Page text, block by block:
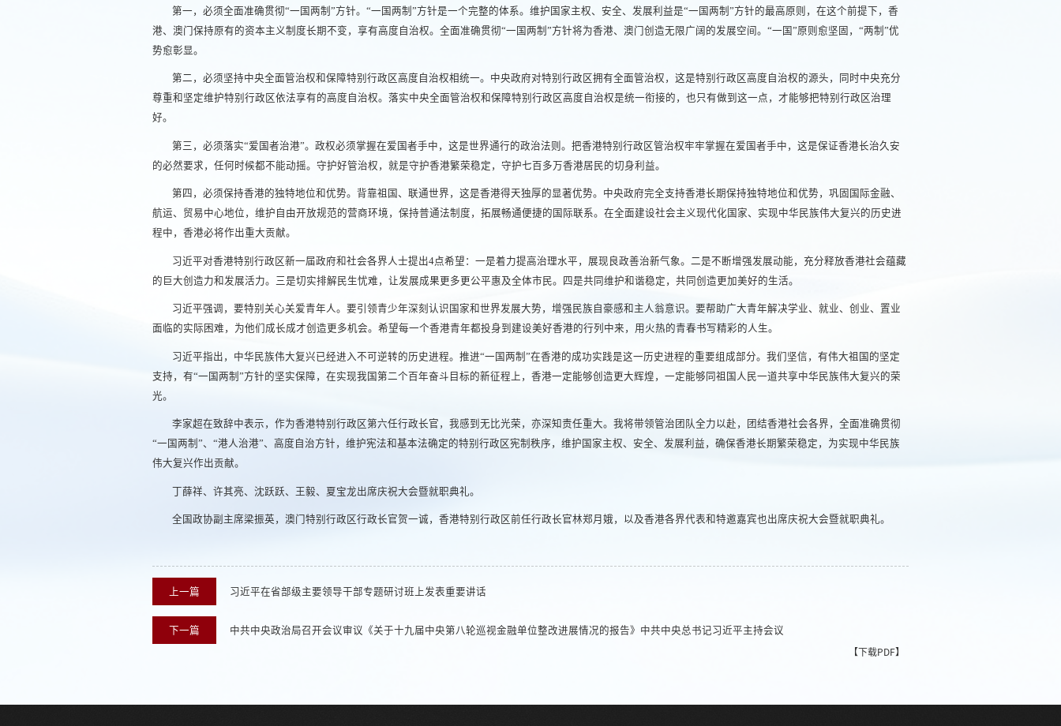
第一，必须全面准确贯彻“一国两制”方针。“一国两制”方针是一个完整的体系。维护国家主权、安全、发展利益是“一国两制”方针的最高原则，在这个前提下，香
港、澳门保持原有的资本主义制度长期不变，享有高度自治权。全面准确贯彻“一国两制”方针将为香港、澳门创造无限广阔的发展空间。“一国”原则愈坚固，“两制”优
势愈彰显。
第二，必须坚持中央全面管治权和保障特别行政区高度自治权相统一。中央政府对特别行政区拥有全面管治权，这是特别行政区高度自治权的源头，同时中央充分
尊重和坚定维护特别行政区依法享有的高度自治权。落实中央全面管治权和保障特别行政区高度自治权是统一衔接的，也只有做到这一点，才能够把特别行政区治理
好。
第三，必须落实“爱国者治港”。政权必须掌握在爱国者手中，这是世界通行的政治法则。把香港特别行政区管治权牢牢掌握在爱国者手中，这是保证香港长治久安
的必然要求，任何时候都不能动摇。守护好管治权，就是守护香港繁荣稳定，守护七百多万香港居民的切身利益。
第四，必须保持香港的独特地位和优势。背靠祖国、联通世界，这是香港得天独厚的显著优势。中央政府完全支持香港长期保持独特地位和优势，巩固国际金融、
航运、贸易中心地位，维护自由开放规范的营商环境，保持普通法制度，拓展畅通便捷的国际联系。在全面建设社会主义现代化国家、实现中华民族伟大复兴的历史进
程中，香港必将作出重大贡献。
习近平对香港特别行政区新一届政府和社会各界人士提出4点希望：一是着力提高治理水平，展现良政善治新气象。二是不断增强发展动能，充分释放香港社会蕴藏
的巨大创造力和发展活力。三是切实排解民生忧难，让发展成果更多更公平惠及全体市民。四是共同维护和谐稳定，共同创造更加美好的生活。
习近平强调，要特别关心关爱青年人。要引领青少年深刻认识国家和世界发展大势，增强民族自豪感和主人翁意识。要帮助广大青年解决学业、就业、创业、置业
面临的实际困难，为他们成长成才创造更多机会。希望每一个香港青年都投身到建设美好香港的行列中来，用火热的青春书写精彩的人生。
习近平指出，中华民族伟大复兴已经进入不可逆转的历史进程。推进“一国两制”在香港的成功实践是这一历史进程的重要组成部分。我们坚信，有伟大祖国的坚定
支持，有“一国两制”方针的坚实保障，在实现我国第二个百年奋斗目标的新征程上，香港一定能够创造更大辉煌，一定能够同祖国人民一道共享中华民族伟大复兴的荣
光。
李家超在致辞中表示，作为香港特别行政区第六任行政长官，我感到无比光荣，亦深知责任重大。我将带领管治团队全力以赴，团结香港社会各界，全面准确贯彻
“一国两制”、“港人治港”、高度自治方针，维护宪法和基本法确定的特别行政区宪制秩序，维护国家主权、安全、发展利益，确保香港长期繁荣稳定，为实现中华民族
伟大复兴作出贡献。
丁薛祥、许其亮、沈跃跃、王毅、夏宝龙出席庆祝大会暨就职典礼。
全国政协副主席梁振英，澳门特别行政区行政长官贺一诚，香港特别行政区前任行政长官林郑月娥，以及香港各界代表和特邀嘉宾也出席庆祝大会暨就职典礼。
上一篇 习近平在省部级主要领导干部专题研讨班上发表重要讲话
下一篇 中共中央政治局召开会议审议《关于十九届中央第八轮巡视金融单位整改进展情况的报告》中共中央总书记习近平主持会议
【下载PDF】